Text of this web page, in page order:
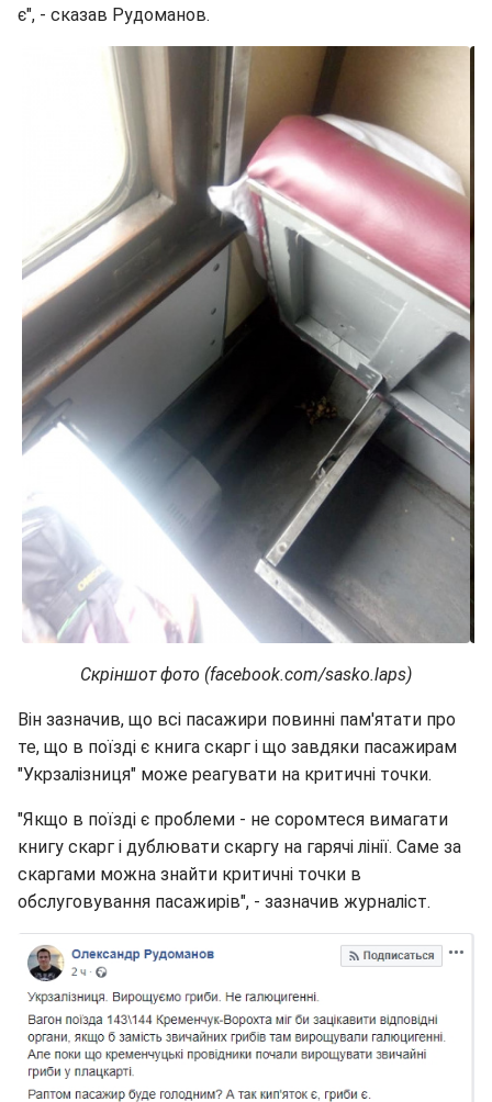
є", - сказав Рудоманов.
Скріншот фото (facebook.com/sasko.laps)
Він зазначив, що всі пасажири повинні пам'ятати про
те, що в поїзді є книга скарг і що завдяки пасажирам
"Укрзалізниця" може реагувати на критичні точки.
"Якщо в поїзді є проблеми - не соромтеся вимагати
книгу скарг і дублювати скаргу на гарячі лінії. Саме за
скаргами можна знайти критичні точки в
обслуговування пасажирів", - зазначив журналіст.